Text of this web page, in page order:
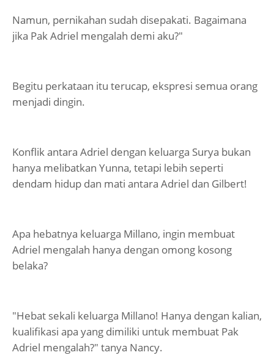
Namun, pernikahan sudah disepakati. Bagaimana
jika Pak Adriel mengalah demi aku?"
Begitu perkataan itu terucap, ekspresi semua orang
menjadi dingin.
Konflik antara Adriel dengan keluarga Surya bukan
hanya melibatkan Yunna, tetapi lebih seperti
dendam hidup dan mati antara Adriel dan Gilbert!
Apa hebatnya keluarga Millano, ingin membuat
Adriel mengalah hanya dengan omong kosong
belaka?
"Hebat sekali keluarga Millano! Hanya dengan kalian,
kualifikasi apa yang dimiliki untuk membuat Pak
Adriel mengalah?" tanya Nancy.